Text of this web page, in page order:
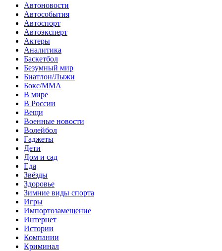
Автоновости
Автособытия
Автоспорт
Автоэксперт
Актеры
Аналитика
Баскетбол
Безумный мир
Биатлон/Лыжи
Бокс/MMA
В мире
В России
Вещи
Военные новости
Волейбол
Гаджеты
Дети
Дом и сад
Еда
Звёзды
Здоровье
Зимние виды спорта
Игры
Импортозамещение
Интернет
Истории
Компании
Криминал